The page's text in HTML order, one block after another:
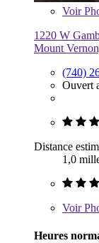
Voir
1220 W
Mount
(740)
Ouvert
Distance
1,0
Voir
Heures